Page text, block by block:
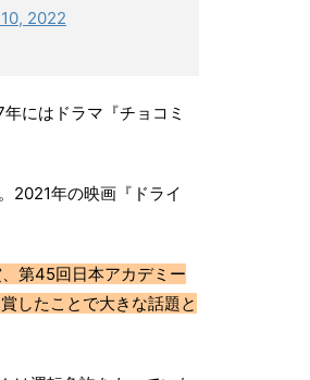
2022
にはドラマ『チョコミ
2021年の映画『ドライ
第45回日本アカデミー
したことで大きな話題と